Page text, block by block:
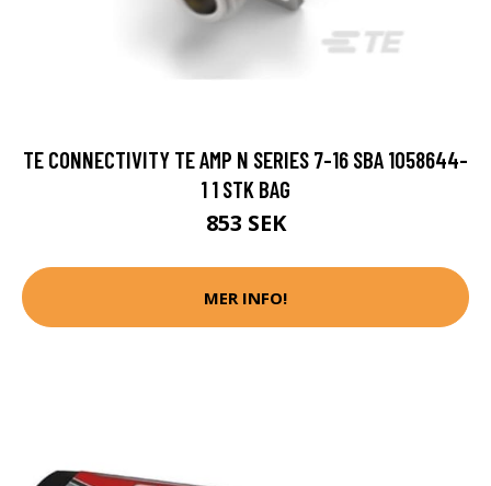
TE CONNECTIVITY TE AMP N SERIES 7-16 SBA 1058644-
1 1 STK BAG
853 SEK
MER INFO!